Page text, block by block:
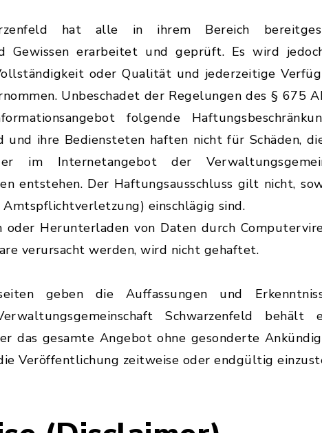
hat alle in ihrem Bereich
Gewissen erarbeitet und geprüft. Es wird
oder Qualität und jederzeitige
Unbeschadet der Regelungen des § 675
folgende
und ihre Bediensteten haften nicht für Schäden,
im Internetangebot der
entstehen. Der Haftungsausschluss gilt nicht,
einschlägig sind.
Herunterladen von Daten durch
verursacht werden, wird nicht gehaftet.
geben die Auffassungen und
Schwarzenfeld behält
das gesamte Angebot ohne gesonderte
Veröffentlichung zeitweise oder endgültig